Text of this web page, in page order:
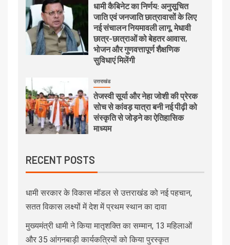
धामी कैबिनेट का निर्णय: अनुसूचित
जाति एवं जनजाति छात्रावासों के लिए
नई संचालन नियमावली लागू, मेधावी
छात्र-छात्राओं को बेहतर आवास,
भोजन और गुणवत्तापूर्ण शैक्षणिक
सुविधाएं मिलेंगी
उत्तराखंड
तेजस्वी सूर्या और नेहा जोशी की प्रेरक
सोच से कांवड़ यात्रा बनी नई पीढ़ी को
संस्कृति से जोड़ने का ऐतिहासिक
माध्यम
RECENT POSTS
धामी सरकार के विकास मॉडल से उत्तराखंड को नई पहचान,
सतत विकास लक्ष्यों में देश में प्रथम स्थान का दावा
मुख्यमंत्री धामी ने किया मातृशक्ति का सम्मान, 13 महिलाओं
और 35 आंगनबाड़ी कार्यकत्रियों को किया पुरस्कृत